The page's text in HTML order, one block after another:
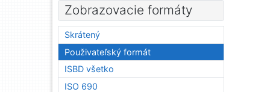
Zobrazovacie formáty
Skrátený
Použivateľský formát
ISBD všetko
ISO 690